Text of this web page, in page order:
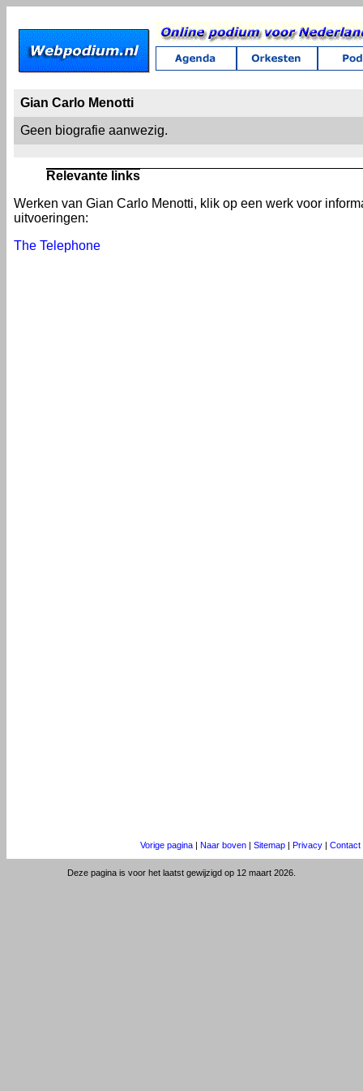
Gian Carlo Menotti
Geen biografie aanwezig.
Relevante links
Werken van Gian Carlo Menotti, klik op een werk voor
uitvoeringen:
The Telephone
Vorige pagina | Naar boven | Sitemap | Privacy | Contact
Deze pagina is voor het laatst gewijzigd op 12 maart 2026.